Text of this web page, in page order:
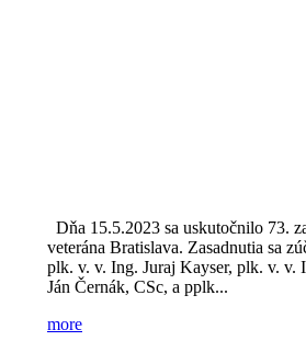
Dňa 15.5.2023 sa uskutočnilo 73.
veterána Bratislava. Zasadnutia sa
plk. v. v. Ing. Juraj Kayser, plk. v. v.
Ján Černák, CSc, a pplk...
more